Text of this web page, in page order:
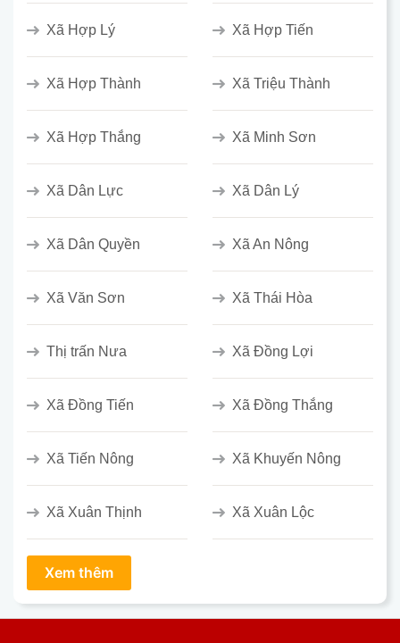
Xã Hợp Lý Xã Hợp Tiến
Xã Hợp Thành Xã Triệu Thành
Xã Hợp Thắng Xã Minh Sơn
Xã Dân Lực Xã Dân Lý
Xã Dân Quyền Xã An Nông
Xã Văn Sơn Xã Thái Hòa
Thị trấn Nưa Xã Đồng Lợi
Xã Đồng Tiến Xã Đồng Thắng
Xã Tiến Nông Xã Khuyến Nông
Xã Xuân Thịnh Xã Xuân Lộc